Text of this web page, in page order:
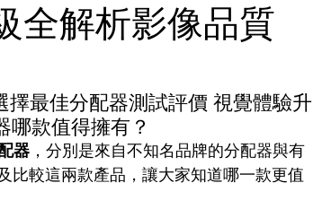
全解析影像品質
最佳分配器測試評價 視覺體驗升
哪款值得擁有？
器 ，分別是來自不知名品牌的分配器與有
比較這兩款產品，讓大家知道哪一款更值